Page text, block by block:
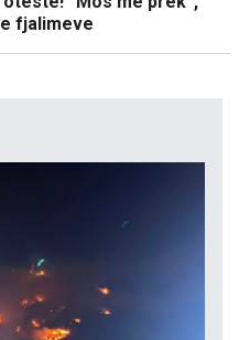
fjalimeve